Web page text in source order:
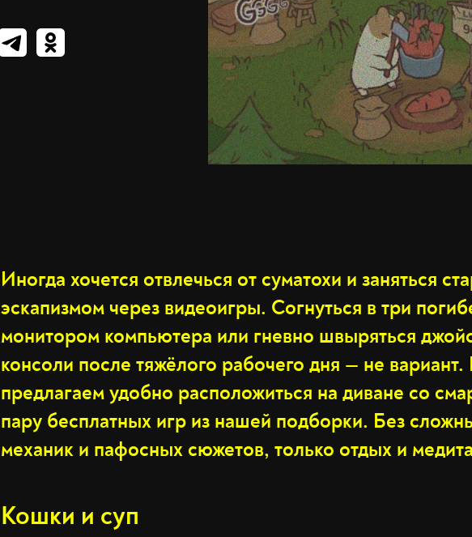
Иногда хочется отвлечься от суматохи и заняться
эскапизмом через видеоигры. Согнуться в три
монитором компьютера или гневно швыряться
консоли после тяжёлого рабочего дня — не
предлагаем удобно расположиться на диване со
пару бесплатных игр из нашей подборки. Без
механик и пафосных сюжетов, только отдых и
Кошки и суп